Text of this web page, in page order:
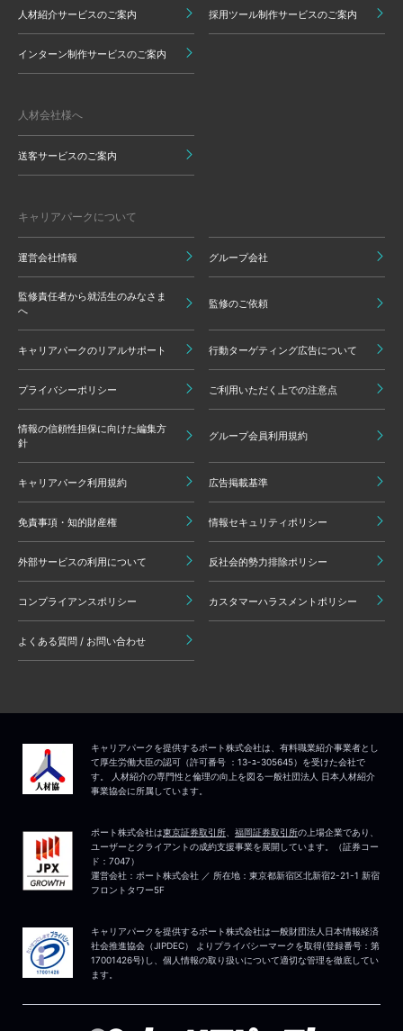
人材紹介サービスのご案内 採用ツール制作サービスのご案内
インターン制作サービスのご案内
人材会社様へ
送客サービスのご案内
キャリアパークについて
運営会社情報 グループ会社
監修責任者から就活生のみなさま
へ
監修のご依頼
キャリアパークのリアルサポート 行動ターゲティング広告について
プライバシーポリシー ご利用いただく上での注意点
情報の信頼性担保に向けた編集方
針
グループ会員利用規約
キャリアパーク利用規約 広告掲載基準
免責事項・知的財産権 情報セキュリティポリシー
外部サービスの利用について 反社会的勢力排除ポリシー
コンプライアンスポリシー カスタマーハラスメントポリシー
よくある質問 / お問い合わせ